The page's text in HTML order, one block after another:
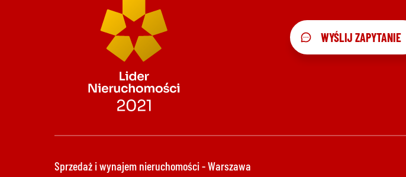
WYŚLIJ ZAPYTANIE
Sprzedaż i wynajem nieruchomości - Warszawa